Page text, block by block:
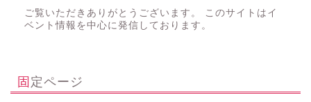
ご覧いただきありがとうございます。 このサイトはイ
ベント情報を中心に発信しております。
固定ページ